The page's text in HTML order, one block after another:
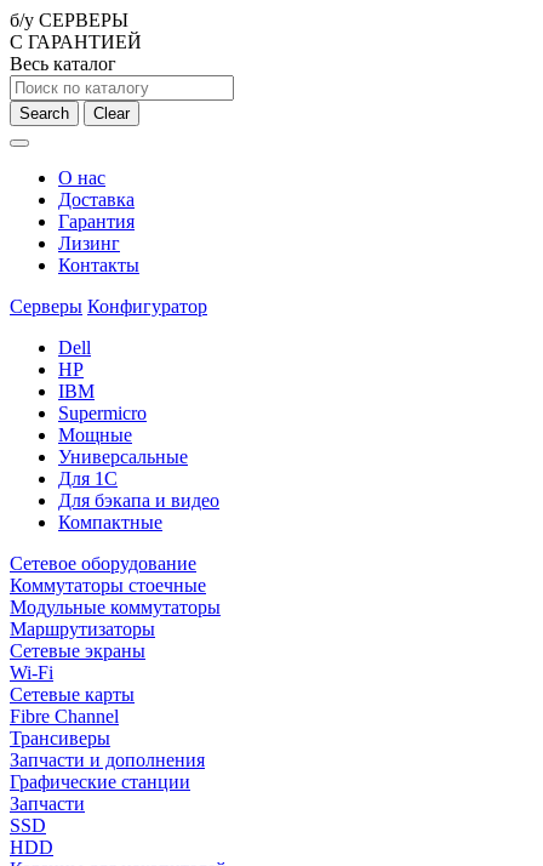
б/у СЕРВЕРЫ
С ГАРАНТИЕЙ
Весь каталог
Search Clear
О нас
Доставка
Гарантия
Лизинг
Контакты
Серверы Конфигуратор
Dell
HP
IBM
Supermicro
Мощные
Универсальные
Для 1С
Для бэкапа и видео
Компактные
Сетевое оборудование
Коммутаторы стоечные
Модульные коммутаторы
Маршрутизаторы
Сетевые экраны
Wi-Fi
Сетевые карты
Fibre Channel
Трансиверы
Запчасти и дополнения
Графические станции
Запчасти
SSD
HDD